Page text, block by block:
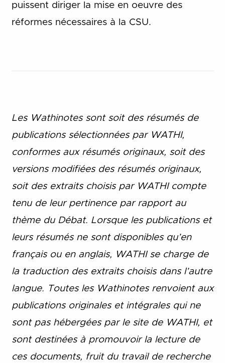
puissent diriger la mise en oeuvre des
réformes nécessaires à la CSU.
Les Wathinotes sont soit des résumés de
publications sélectionnées par WATHI,
conformes aux résumés originaux, soit des
versions modifiées des résumés originaux,
soit des extraits choisis par WATHI compte
tenu de leur pertinence par rapport au
thème du Débat. Lorsque les publications et
leurs résumés ne sont disponibles qu’en
français ou en anglais, WATHI se charge de
la traduction des extraits choisis dans l’autre
langue. Toutes les Wathinotes renvoient aux
publications originales et intégrales qui ne
sont pas hébergées par le site de WATHI, et
sont destinées à promouvoir la lecture de
ces documents, fruit du travail de recherche